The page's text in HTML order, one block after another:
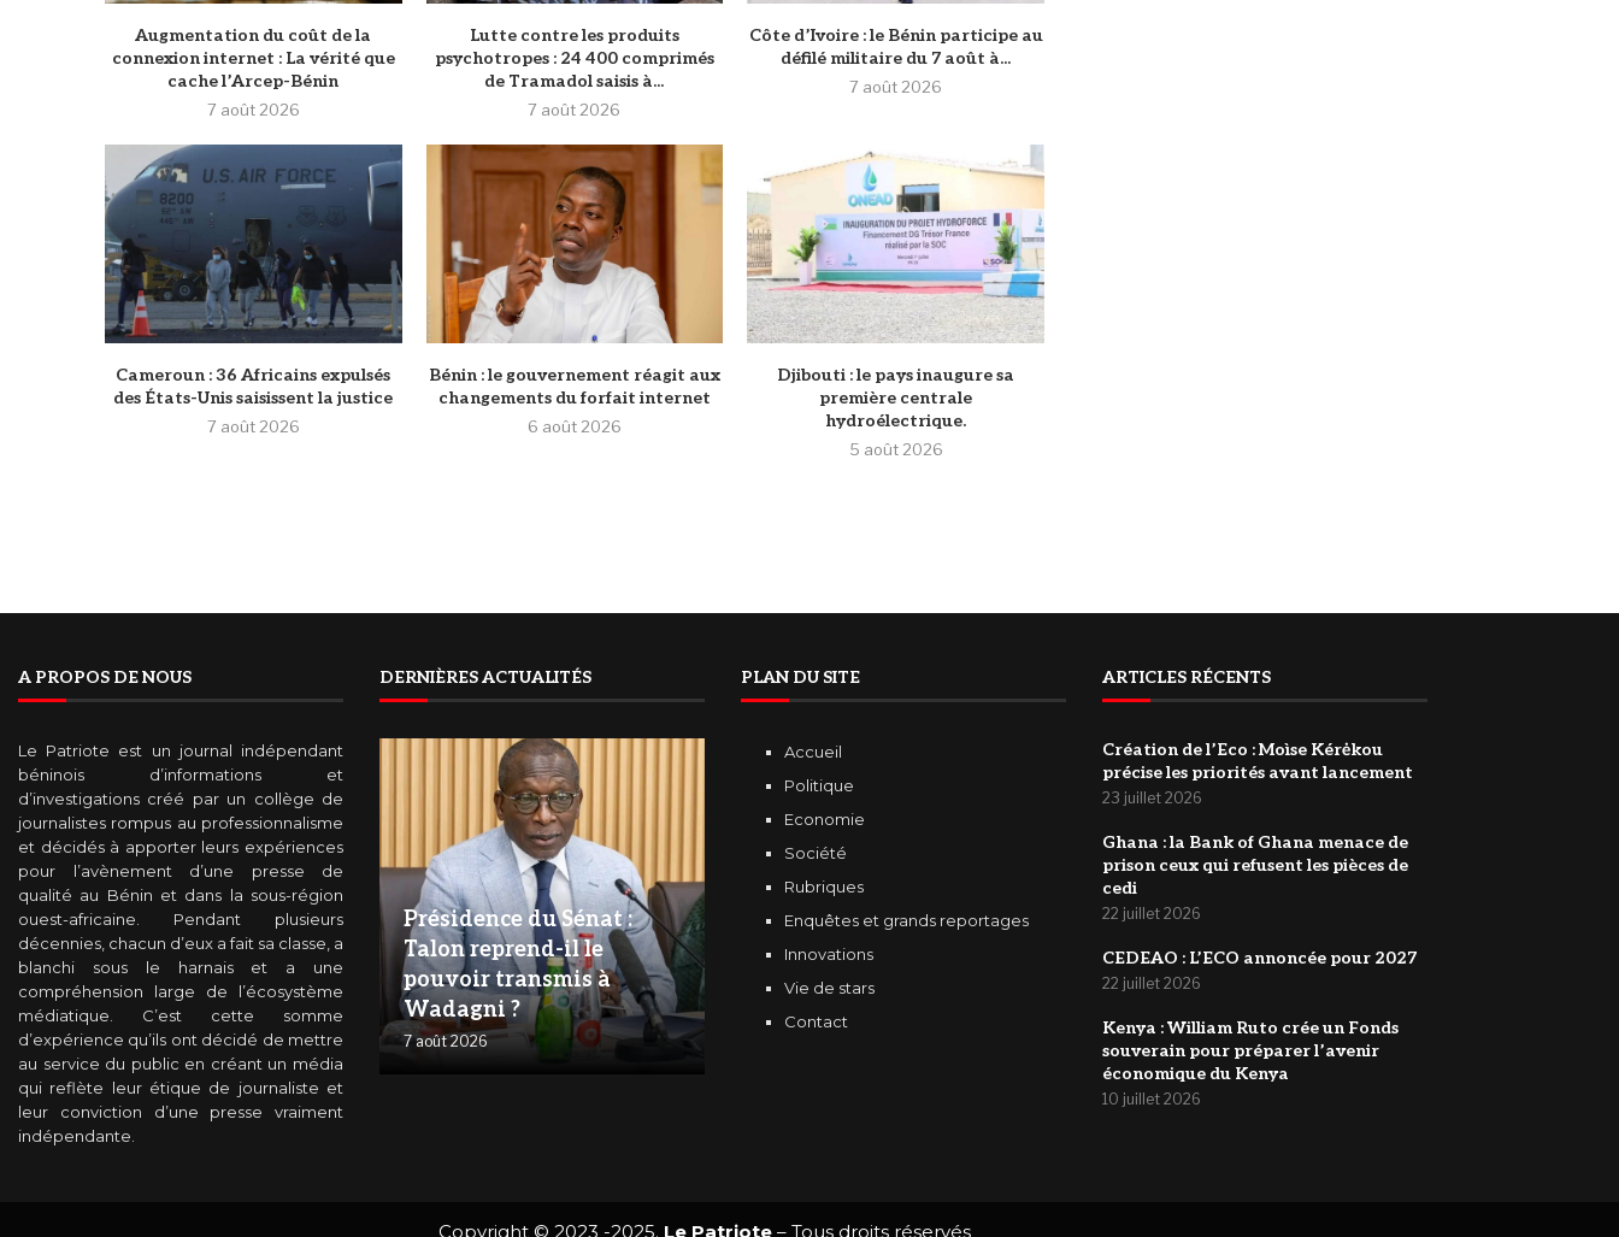
Augmentation du coût de la
connexion internet : La vérité que
cache l’Arcep-Bénin
7 août 2026
Lutte contre les produits
psychotropes : 24 400 comprimés
de Tramadol saisis à...
7 août 2026
Côte d’Ivoire : le Bénin participe au
défilé militaire du 7 août à...
7 août 2026
Cameroun : 36 Africains expulsés
des États-Unis saisissent la justice
7 août 2026
Bénin : le gouvernement réagit aux
changements du forfait internet
6 août 2026
Djibouti : le pays inaugure sa
première centrale
hydroélectrique.
5 août 2026
A PROPOS DE NOUS
Le Patriote est un journal indépendant
béninois d’informations et
d’investigations créé par un collège de
journalistes rompus au professionnalisme
et décidés à apporter leurs expériences
pour l’avènement d’une presse de
qualité au Bénin et dans la sous-région
ouest-africaine. Pendant plusieurs
décennies, chacun d’eux a fait sa classe, a
blanchi sous le harnais et a une
compréhension large de l’écosystème
médiatique. C’est cette somme
d’expérience qu’ils ont décidé de mettre
au service du public en créant un média
qui reflète leur étique de journaliste et
leur conviction d’une presse vraiment
indépendante.
DERNIÈRES ACTUALITÉS
Présidence du Sénat :
Talon reprend-il le
pouvoir transmis à
Wadagni ?
7 août 2026
PLAN DU SITE
Accueil
Politique
Economie
Société
Rubriques
Enquêtes et grands reportages
Innovations
Vie de stars
Contact
ARTICLES RÉCENTS
Création de l’Eco : Moìse Kérėkou
précise les priorités avant lancement
23 juillet 2026
‎Ghana : la Bank of Ghana menace de
prison ceux qui refusent les pièces de
cedi
22 juillet 2026
‎CEDEAO : L’ECO annoncée pour 2027
22 juillet 2026
Kenya : William Ruto crée un Fonds
souverain pour préparer l’avenir
économique du Kenya
10 juillet 2026
Copyright © 2023 -2025. Le Patriote – Tous droits réservés